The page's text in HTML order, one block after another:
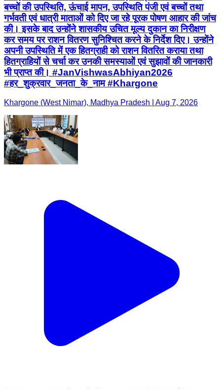
बच्चों की उपस्थिति, ऊंचाई मापन, उपस्थिति पंजी एवं बच्चों तथा
गर्भवती एवं धात्री माताओं को दिए जा रहे पूरक पोषण आहार की जांच
की। इसके बाद उन्होंने शासकीय उचित मूल्य दुकान का निरीक्षण
कर समय पर राशन वितरण सुनिश्चित करने के निर्देश दिए। उन्होंने
अपनी उपस्थिति में एक हितग्राही को राशन वितरित कराया तथा
हितग्राहियों से चर्चा कर उनकी समस्याओं एवं सुझावों की जानकारी
भी प्राप्त की। #JanVishwasAbhiyan2026
#हर_शुक्रवार_जनता_के_नाम #Khargone
Khargone (West Nimar), Madhya Pradesh | Aug 7, 2026